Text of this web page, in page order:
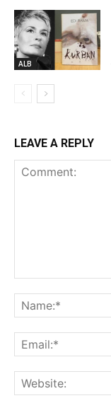
ALB
LEAVE A REPLY